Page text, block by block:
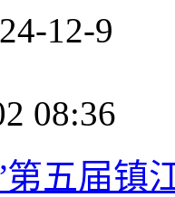
12-9
08:36
五届镇